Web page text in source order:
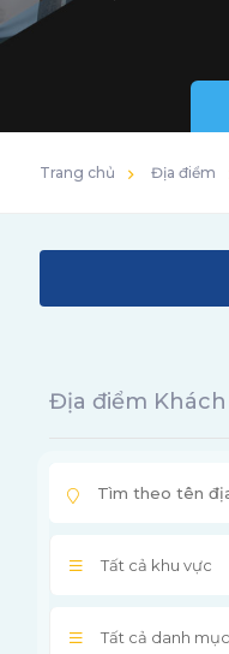
Trang chủ Địa điểm
Địa điểm Khách
Tất cả khu vực
Tất cả danh mục